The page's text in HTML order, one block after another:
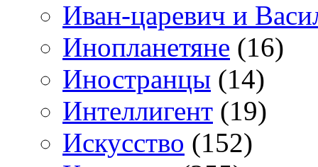
Иван-царевич и
Инопланетяне (16)
Иностранцы (14)
Интеллигент (19)
Искусство (152)